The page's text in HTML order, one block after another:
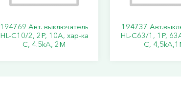
194769 Авт. выключатель
HL-C10/2, 2P, 10A, хар-ка
C, 4.5kA, 2M
194737
HL-C63/1, 1Р,
С,